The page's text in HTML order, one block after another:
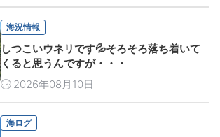
海況情報
しつこいウネリです💦そろそろ落ち着いて
くると思うんですが・・・
2026年08月10日
海ログ